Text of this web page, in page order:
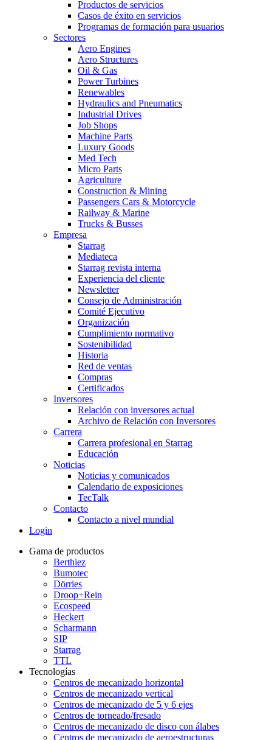
Productos de servicios
Casos de éxito en servicios
Programas de formación para usuarios
Sectores
Aero Engines
Aero Structures
Oil & Gas
Power Turbines
Renewables
Hydraulics and Pneumatics
Industrial Drives
Job Shops
Machine Parts
Luxury Goods
Med Tech
Micro Parts
Agriculture
Construction & Mining
Passengers Cars & Motorcycle
Railway & Marine
Trucks & Busses
Empresa
Starrag
Mediateca
Starrag revista interna
Experiencia del cliente
Newsletter
Consejo de Administración
Comité Ejecutivo
Organización
Cumplimiento normativo
Sostenibilidad
Historia
Red de ventas
Compras
Certificados
Inversores
Relación con inversores actual
Archivo de Relación con Inversores
Carrera
Carrera profesional en Starrag
Educación
Noticias
Noticias y comunicados
Calendario de exposiciones
TecTalk
Contacto
Contacto a nivel mundial
Login
Gama de productos
Berthiez
Bumotec
Dörries
Droop+Rein
Ecospeed
Heckert
Scharmann
SIP
Starrag
TTL
Tecnologías
Centros de mecanizado horizontal
Centros de mecanizado vertical
Centros de mecanizado de 5 y 6 ejes
Centros de torneado/fresado
Centros de mecanizado de disco con álabes
Centros de mecanizado de aeroestructuras